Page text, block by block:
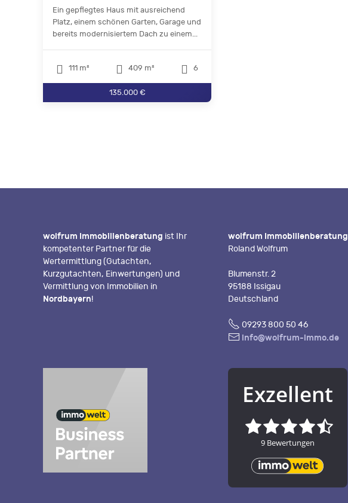
Ein gepflegtes Haus mit ausreichend
Platz, einem schönen Garten, Garage und
bereits modernisiertem Dach zu einem...
111 m² 409 m² 6
135.000 €
wolfrum Immobilienberatung ist Ihr
kompetenter Partner für die
Wertermittlung (Gutachten,
Kurzgutachten, Einwertungen) und
Vermittlung von Immobilien in
Nordbayern!
wolfrum Immobilienberatung
Roland Wolfrum
Blumenstr. 2
95188 Issigau
Deutschland
Fon 09293 800 50 46
E- info@wolfrum-immo.de